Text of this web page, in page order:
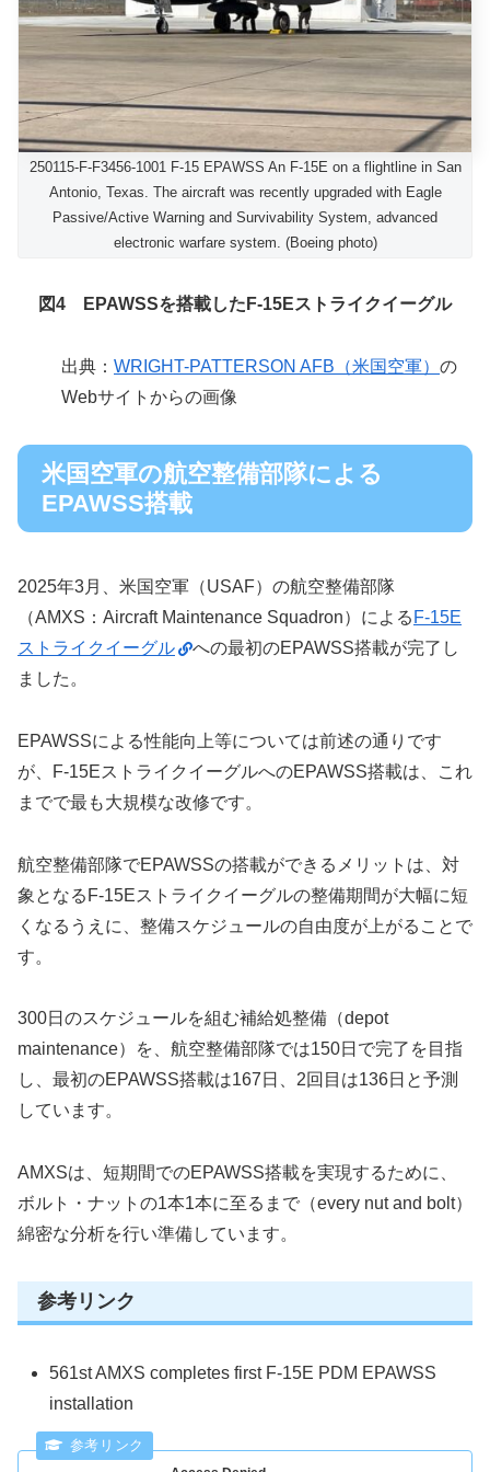
250115-F-F3456-1001 F-15 EPAWSS An F-15E on a flightline in San
Antonio, Texas. The aircraft was recently upgraded with Eagle
Passive/Active Warning and Survivability System, advanced
electronic warfare system. (Boeing photo)
図4 EPAWSSを搭載したF-15Eストライクイーグル
出典： WRIGHT-PATTERSON AFB（米国空軍） の
Webサイトからの画像
米国空軍の航空整備部隊による
EPAWSS搭載
2025年3月、米国空軍（USAF）の航空整備部隊
（AMXS：Aircraft Maintenance Squadron）による F-15E
ストライクイーグル
への最初のEPAWSS搭載が完了し
ました。
EPAWSSによる性能向上等については前述の通りです
が、F-15EストライクイーグルへのEPAWSS搭載は、これ
までで最も大規模な改修です。
航空整備部隊でEPAWSSの搭載ができるメリットは、対
象となるF-15Eストライクイーグルの整備期間が大幅に短
くなるうえに、整備スケジュールの自由度が上がることで
す。
300日のスケジュールを組む補給処整備（depot
maintenance）を、航空整備部隊では150日で完了を目指
し、最初のEPAWSS搭載は167日、2回目は136日と予測
しています。
AMXSは、短期間でのEPAWSS搭載を実現するために、
ボルト・ナットの1本1本に至るまで（every nut and bolt）
綿密な分析を行い準備しています。
参考リンク
561st AMXS completes first F-15E PDM EPAWSS
installation